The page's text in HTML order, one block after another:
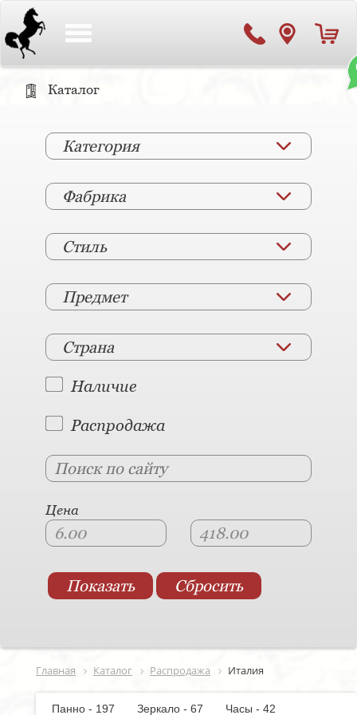
Каталог
Категория
Фабрика
Стиль
Предмет
Страна
Наличие
Распродажа
Цена
Главная Каталог Распродажа Италия
Панно - 197 Зеркало - 67
Часы - 42